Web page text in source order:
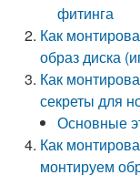
фитинга
Как
образ диска
Как
секреты для
Основные
Как
монтируем